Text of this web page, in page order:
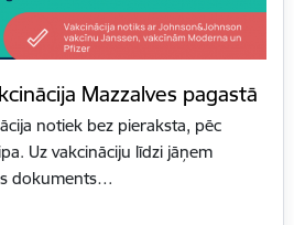
Mazzalves pagastā
notiek bez pieraksta, pēc
Uz vakcināciju līdzi jāņem
dokuments…